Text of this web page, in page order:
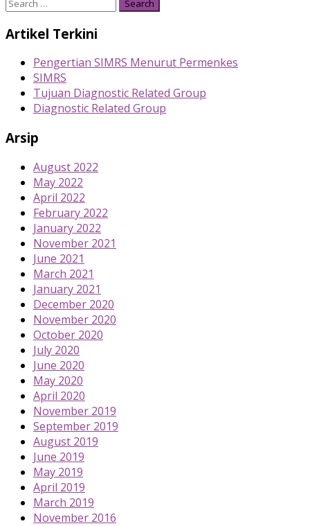
Artikel Terkini
Pengertian SIMRS Menurut Permenkes
SIMRS
Tujuan Diagnostic Related Group
Diagnostic Related Group
Arsip
August 2022
May 2022
April 2022
February 2022
January 2022
November 2021
June 2021
March 2021
January 2021
December 2020
November 2020
October 2020
July 2020
June 2020
May 2020
April 2020
November 2019
September 2019
August 2019
June 2019
May 2019
April 2019
March 2019
November 2016